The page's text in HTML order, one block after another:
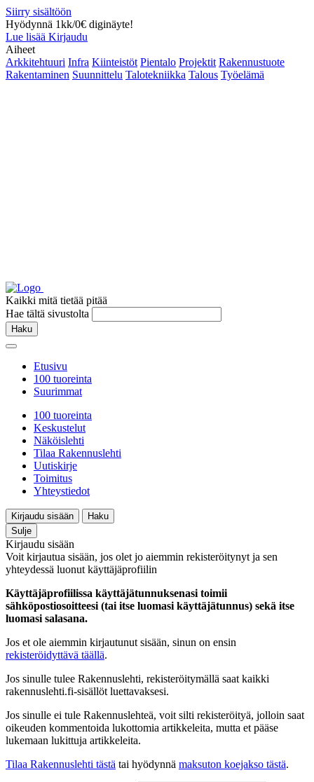
Siirry sisältöön
Hyödynnä 1kk/0€ diginäyte!
Lue lisää Kirjaudu
Aiheet
Arkkitehtuuri Infra Kiinteistöt Pientalo Projektit Rakennustuote
Rakentaminen Suunnittelu Talotekniikka Talous Työelämä
Kaikki mitä tietää pitää
Hae tältä sivustolta
Haku
Etusivu
100 tuoreinta
Suurimmat
100 tuoreinta
Keskustelut
Näköislehti
Tilaa Rakennuslehti
Uutiskirje
Toimitus
Yhteystiedot
Kirjaudu sisään
Haku
Sulje
Kirjaudu sisään
Voit kirjautua sisään, jos olet jo aiemmin rekisteröitynyt ja sen
yhteydessä luonut käyttäjäprofiilin
Käyttäjäprofiilissa käyttäjätunnuksenasi toimii
sähköpostiosoitteesi (tai itse luomasi käyttäjätunnus) sekä itse
luomasi salasana.
Jos et ole aiemmin kirjautunut sisään, sinun on ensin
rekisteröidyttävä täällä.
Jos sinulle tulee Rakennuslehti, rekisteröitymällä saat kaikki
rakennuslehti.fi-sisällöt luettavaksesi.
Jos sinulle ei tule Rakennuslehteä, voit silti rekisteröityä, jolloin saat
oikeuden kommentoida lukottomia artikkeleita, mutta et pääse
lukemaan lukittuja artikkeleita.
Tilaa Rakennuslehti tästä tai hyödynnä maksuton koejakso tästä.